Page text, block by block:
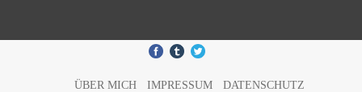
ÜBER MICH IMPRESSUM DATENSCHUTZ